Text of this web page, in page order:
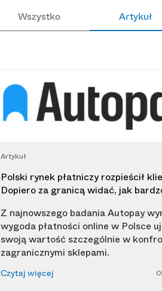
Wszystko Artykuł
Artykuł
Polski rynek płatniczy rozpieścił
Dopiero za granicą widać, jak
Z najnowszego badania Autopay
wygoda płatności online w Polsce
swoją wartość szczególnie w
zagranicznymi sklepami.
Czytaj więcej